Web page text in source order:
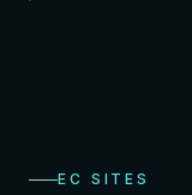
EC SITES